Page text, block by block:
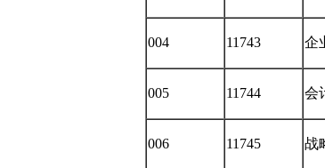
004 11743 企
005 11744 会
006 11745 战